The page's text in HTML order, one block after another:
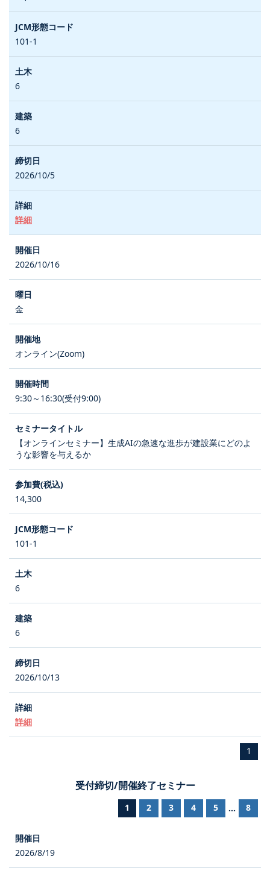
101-1
6
6
2026/10/5
詳細
2026/10/16
金
オンライン(Zoom)
9:30～16:30(受付9:00)
【オンラインセミナー】生成AIの急速な進歩が建設業にどのよ
うな影響を与えるか
14,300
101-1
6
6
2026/10/13
詳細
1
受付締切/開催終了セミナー
1 2 3 4 5 ... 8
2026/8/19